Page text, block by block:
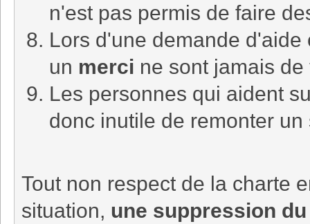
n'est pas permis de faire
Lors d'une demande
un merci ne sont jamais de
Les personnes qui aident
donc inutile de remonter
Tout non respect de la charte
situation, une suppression